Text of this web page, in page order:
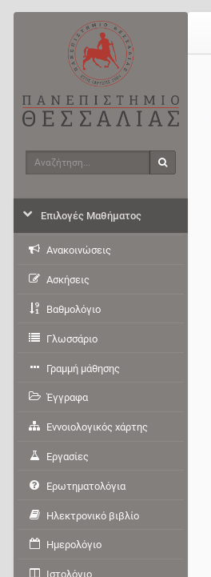
Αναζήτηση
Επιλογές Μαθήματος
Ανακοινώσεις
Ασκήσεις
Βαθμολόγιο
Γλωσσάριο
Γραμμή μάθησης
Έγγραφα
Εννοιολογικός χάρτης
Εργασίες
Ερωτηματολόγια
Ηλεκτρονικό βιβλίο
Ημερολόγιο
Ιστολόγιο